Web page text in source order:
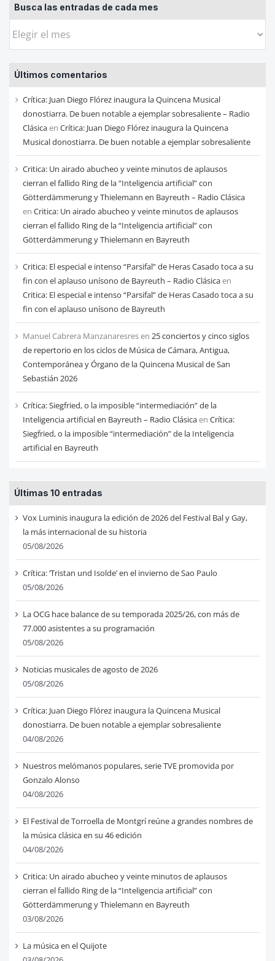
Busca las entradas de cada mes
Busca
entradas
de
cada
mes
Últimos comentarios
Crítica: Juan Diego Flórez inaugura la Quincena Musical
donostiarra. De buen notable a ejemplar sobresaliente – Radio
Clásicaen Crítica: Juan Diego Flórez inaugura la Quincena
Musical donostiarra. De buen notable a ejemplar sobresaliente
Critica: Un airado abucheo y veinte minutos de aplausos
cierran el fallido Ring de la “Inteligencia artificial” con
Götterdämmerung y Thielemann en Bayreuth – Radio Clásica
en Critica: Un airado abucheo y veinte minutos de aplausos
cierran el fallido Ring de la “Inteligencia artificial” con
Götterdämmerung y Thielemann en Bayreuth
Critica: El especial e intenso “Parsifal” de Heras Casado toca a su
fin con el aplauso unísono de Bayreuth – Radio Clásicaen
Critica: El especial e intenso “Parsifal” de Heras Casado toca a su
fin con el aplauso unísono de Bayreuth
Manuel Cabrera Manzanaresresen 25 conciertos y cinco siglos
de repertorio en los ciclos de Música de Cámara, Antigua,
Contemporánea y Órgano de la Quincena Musical de San
Sebastián 2026
Crítica: Siegfried, o la imposible “intermediación” de la
Inteligencia artificial en Bayreuth – Radio Clásicaen Crítica:
Siegfried, o la imposible “intermediación” de la Inteligencia
artificial en Bayreuth
Últimas 10 entradas
Vox Luminis inaugura la edición de 2026 del Festival Bal y Gay,
la más internacional de su historia
05/08/2026
Crítica: ‘Tristan und Isolde’ en el invierno de Sao Paulo
05/08/2026
La OCG hace balance de su temporada 2025/26, con más de
77.000 asistentes a su programación
05/08/2026
Noticias musicales de agosto de 2026
05/08/2026
Crítica: Juan Diego Flórez inaugura la Quincena Musical
donostiarra. De buen notable a ejemplar sobresaliente
04/08/2026
Nuestros melómanos populares, serie TVE promovida por
Gonzalo Alonso
04/08/2026
El Festival de Torroella de Montgrí reúne a grandes nombres de
la música clásica en su 46 edición
04/08/2026
Critica: Un airado abucheo y veinte minutos de aplausos
cierran el fallido Ring de la “Inteligencia artificial” con
Götterdämmerung y Thielemann en Bayreuth
03/08/2026
La música en el Quijote